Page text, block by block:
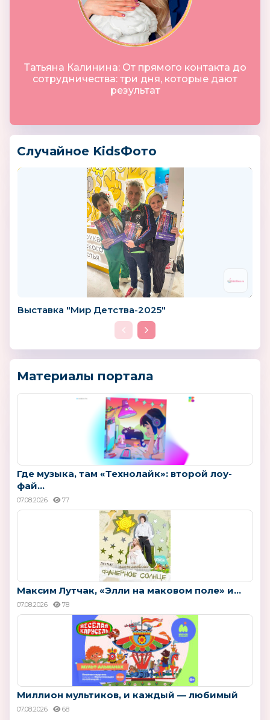
Татьяна Калинина: От прямого контакта до
сотрудничества: три дня, которые дают
результат
Случайное KidsФото
Выставка "Мир Детства-2025"
Материалы портала
Где музыка, там «Технолайк»: второй лоу-
фай...
07.08.2026 77
Максим Лутчак, «Элли на маковом поле» и...
07.08.2026 78
Миллион мультиков, и каждый — любимый
07.08.2026 68